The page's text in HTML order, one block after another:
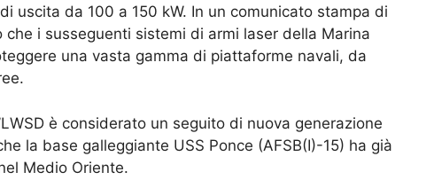
uscita da 100 a 150 kW. In un comunicato stampa di
i susseguenti sistemi di armi laser della Marina
una vasta gamma di piattaforme navali, da
è considerato un seguito di nuova generazione
la base galleggiante USS Ponce (AFSB(I)-15) ha già
Medio Oriente.